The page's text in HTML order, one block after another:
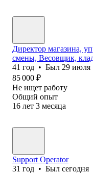
Директор магазина,
смены, Весовщик,
41 год • Был 29 июля
85 000 ₽
Не ищет работу
Общий опыт
16 лет 3 месяца
Support Operator
31 год • Был сегодня